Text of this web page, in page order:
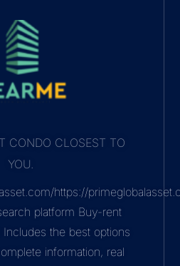
CONDO CLOSEST TO
YOU.
https://
platform Buy-rent
the best options
information, real